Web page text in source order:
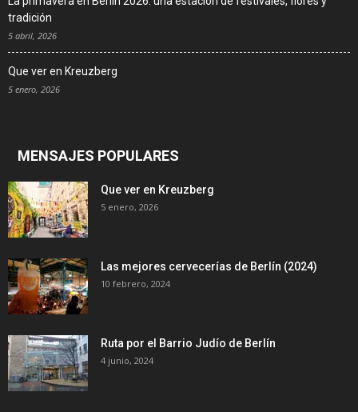
tradición
5 abril, 2026
Que ver en Kreuzberg
5 enero, 2026
MENSAJES POPULARES
Que ver en Kreuzberg
5 enero, 2026
Las mejores cervecerías de Berlín (2024)
10 febrero, 2024
Ruta por el Barrio Judío de Berlín
4 junio, 2024